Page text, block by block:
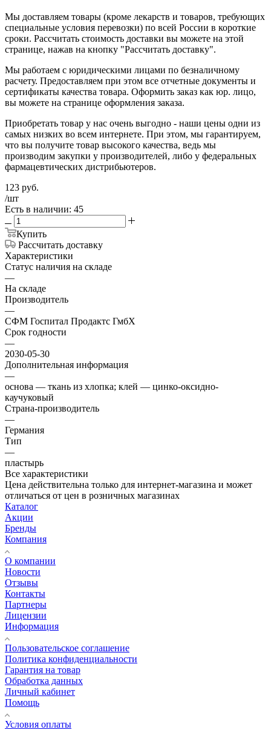
Мы доставляем товары (кроме лекарств и товаров, требующих
специальные условия перевозки) по всей России в короткие
сроки. Рассчитать стоимость доставки вы можете на этой
странице, нажав на кнопку "Рассчитать доставку".
Мы работаем с юридическими лицами по безналичному
расчету. Предоставляем при этом все отчетные документы и
сертификаты качества товара. Оформить заказ как юр. лицо,
вы можете на странице оформления заказа.
Приобретать товар у нас очень выгодно - наши цены одни из
самых низких во всем интернете. При этом, мы гарантируем,
что вы получите товар высокого качества, ведь мы
производим закупки у производителей, либо у федеральных
фармацевтических дистрибьютеров.
123 руб.
/шт
Есть в наличии: 45
Купить
Рассчитать доставку
Характеристики
Статус наличия на складе
—
На складе
Производитель
—
СФМ Госпитал Продактс ГмбХ
Срок годности
—
2030-05-30
Дополнительная информация
—
основа — ткань из хлопка; клей — цинко-оксидно-
каучуковый
Страна-производитель
—
Германия
Тип
—
пластырь
Все характеристики
Цена действительна только для интернет-магазина и может
отличаться от цен в розничных магазинах
Каталог
Акции
Бренды
Компания
О компании
Новости
Отзывы
Контакты
Партнеры
Лицензии
Информация
Пользовательское соглашение
Политика конфиденциальности
Гарантия на товар
Обработка данных
Личный кабинет
Помощь
Условия оплаты